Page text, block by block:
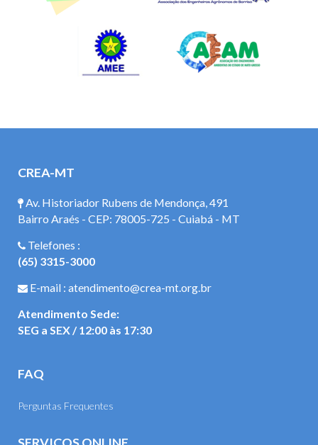
CREA-MT
Av. Historiador Rubens de Mendonça, 491
Bairro Araés - CEP: 78005-725 - Cuiabá - MT
Telefones :
(65) 3315-3000
E-mail : atendimento@crea-mt.org.br
Atendimento Sede:
SEG a SEX / 12:00 às 17:30
FAQ
Perguntas Frequentes